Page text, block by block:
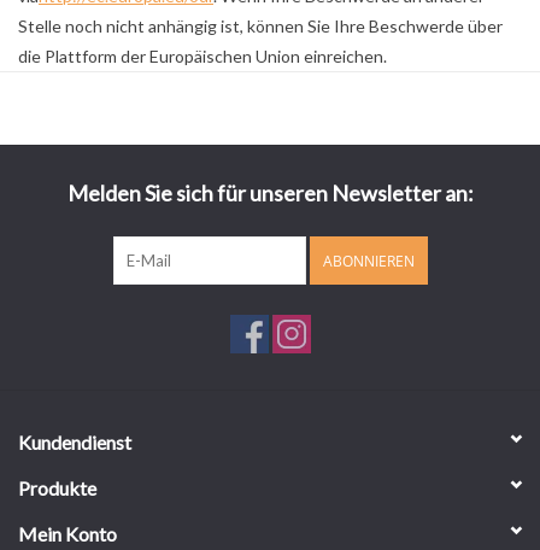
Stelle noch nicht anhängig ist, können Sie Ihre Beschwerde über
die Plattform der Europäischen Union einreichen.
Melden Sie sich für unseren Newsletter an:
ABONNIEREN
Kundendienst
Produkte
Mein Konto